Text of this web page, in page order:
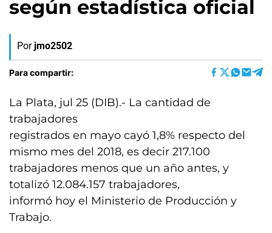
según estadística oficial
Por jmo2502
Para compartir:
La Plata, jul 25 (DIB).- La cantidad de
trabajadores
registrados en mayo cayó 1,8% respecto del
mismo mes del 2018, es decir 217.100
trabajadores menos que un año antes, y
totalizó 12.084.157 trabajadores,
informó hoy el Ministerio de Producción y
Trabajo.